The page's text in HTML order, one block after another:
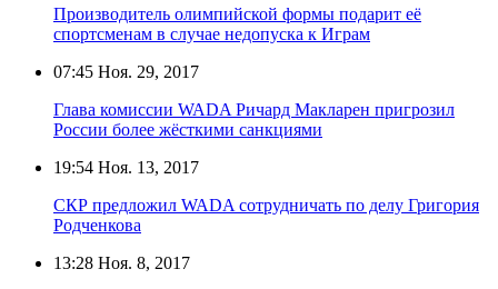
Производитель олимпийской формы подарит её
спортсменам в случае недопуска к Играм
07:45 Ноя. 29, 2017
Глава комиссии WADA Ричард Макларен пригрозил
России более жёсткими санкциями
19:54 Ноя. 13, 2017
СКР предложил WADA сотрудничать по делу Григория
Родченкова
13:28 Ноя. 8, 2017